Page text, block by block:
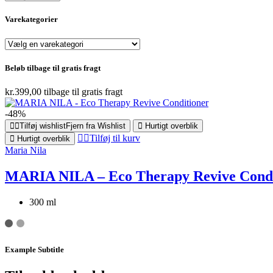
Varekategorier
Beløb tilbage til gratis fragt
kr.399,00 tilbage til gratis fragt
-48%
Tilføj wishlistFjern fra Wishlist
Hurtigt overblik
Hurtigt overblik
Tilføj til kurv
Maria Nila
MARIA NILA – Eco Therapy Revive
300 ml
Example Subtitle